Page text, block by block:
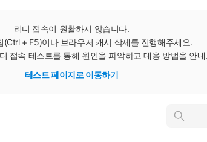
리디 접속이 원활하지 않습니다.
(Ctrl + F5)이나 브라우저 캐시 삭제를 진행해주세요.
접속 테스트를 통해 원인을 파악하고 대응 방법을 안
테스트 페이지로 이동하기
인